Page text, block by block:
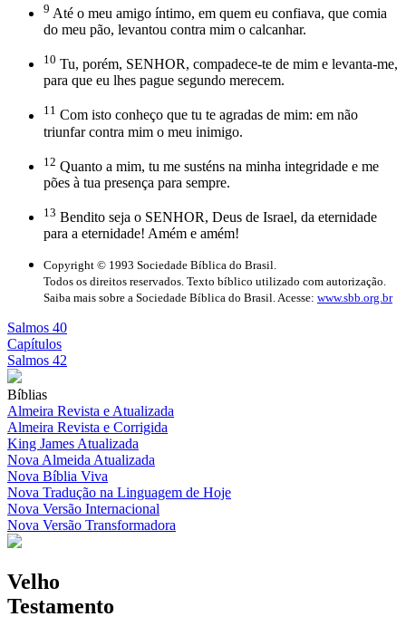
9 Até o meu amigo íntimo, em quem eu confiava, que comia
do meu pão, levantou contra mim o calcanhar.
10 Tu, porém, SENHOR, compadece-te de mim e levanta-me,
para que eu lhes pague segundo merecem.
11 Com isto conheço que tu te agradas de mim: em não
triunfar contra mim o meu inimigo.
12 Quanto a mim, tu me susténs na minha integridade e me
pões à tua presença para sempre.
13 Bendito seja o SENHOR, Deus de Israel, da eternidade
para a eternidade! Amém e amém!
Copyright © 1993 Sociedade Bíblica do Brasil.
Todos os direitos reservados. Texto bíblico utilizado com autorização.
Saiba mais sobre a Sociedade Bíblica do Brasil. Acesse: www.sbb.org.br
Salmos 40
Capítulos
Salmos 42
Bíblias
Almeira Revista e Atualizada
Almeira Revista e Corrigida
King James Atualizada
Nova Almeida Atualizada
Nova Bíblia Viva
Nova Tradução na Linguagem de Hoje
Nova Versão Internacional
Nova Versão Transformadora
Velho
Testamento